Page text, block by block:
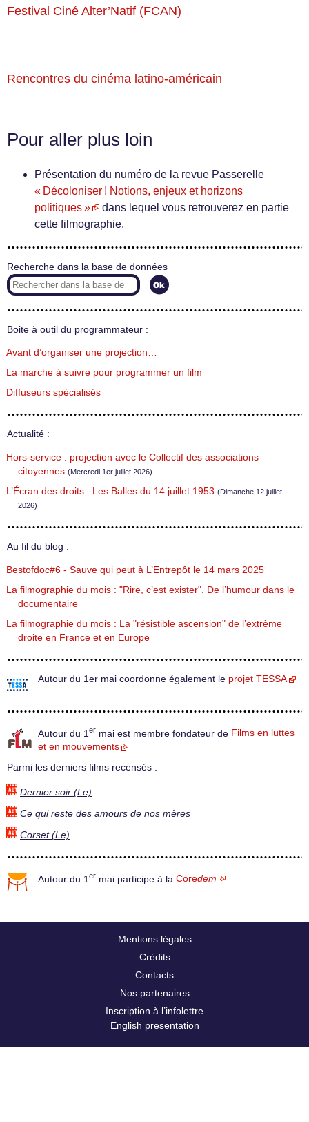
Festival Ciné Alter’Natif (FCAN)
Rencontres du cinéma latino-américain
Pour aller plus loin
Présentation du numéro de la revue Passerelle
« Décoloniser ! Notions, enjeux et horizons
politiques »
dans lequel vous retrouverez en partie
cette filmographie.
Recherche dans la base de données
Boite à outil du programmateur :
Avant d’organiser une projection…
La marche à suivre pour programmer un film
Diffuseurs spécialisés
Actualité :
Hors-service : projection avec le Collectif des associations
citoyennes (Mercredi 1er juillet 2026)
L’Écran des droits : Les Balles du 14 juillet 1953 (Dimanche 12 juillet
2026)
Au fil du blog :
Bestofdoc#6 - Sauve qui peut à L’Entrepôt le 14 mars 2025
La filmographie du mois : "Rire, c’est exister". De l’humour dans le
documentaire
La filmographie du mois : La "résistible ascension" de l’extrême
droite en France et en Europe
Autour du 1er mai coordonne également le projet TESSA
Autour du 1 er mai est membre fondateur de Films en luttes
et en mouvements
Parmi les derniers films recensés :
Dernier soir (Le)
Ce qui reste des amours de nos mères
Corset (Le)
Autour du 1 er mai participe à la Coredem
Mentions légales
Crédits
Contacts
Nos partenaires
Inscription à l’infolettre
English presentation